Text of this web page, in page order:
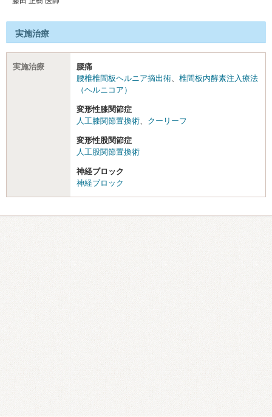
実施治療
実施治療
腰痛
腰椎椎間板ヘルニア摘出術
椎間板内酵素注入療法
（ヘルニコア）
変形性膝関節症
人工膝関節置換術
クーリーフ
変形性股関節症
人工股関節置換術
神経ブロック
神経ブロック